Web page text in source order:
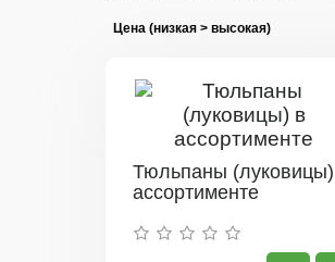
Тюльпаны
ассортименте